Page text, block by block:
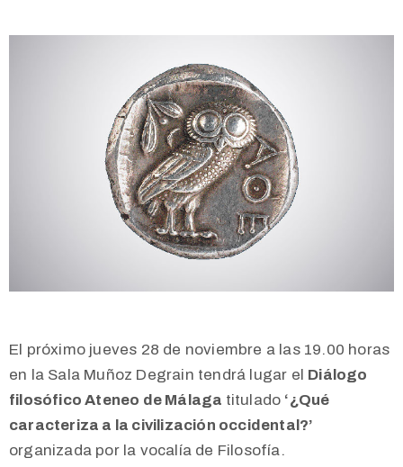
El próximo jueves 28 de noviembre a las 19.00 horas
en la Sala Muñoz Degrain tendrá lugar el Diálogo
filosófico Ateneo de Málaga titulado ‘¿Qué
caracteriza a la civilización occidental?’
organizada por la vocalía de Filosofía.